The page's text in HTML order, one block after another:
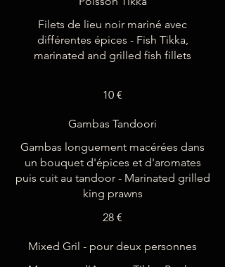
Filets de lieu noir mariné avec
différentes épices - Fish Tikka,
marinated and grilled fish fillets
10 €
Gambas Tandoori
Gambas longuement macérées dans
un bouquet d'épices et d'aromates
puis cuit au tandoor - Marinated grilled
28 €
Mixed Gril - pour deux personnes